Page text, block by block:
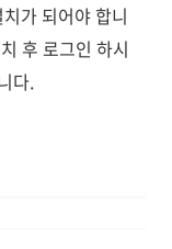
가 되어야 합니
후 로그인 하시
다.